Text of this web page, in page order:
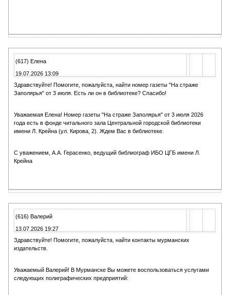
(617) Елена
19.07.2026 13:09
Здравствуйте! Помогите, пожалуйста, найти номер газеты "На страже
Заполярья" от 3 июля. Есть ли он в библиотеке? Спасибо!
Уважаемая Елена! Номер газеты "На страже Заполярья" от 3 июля 2026
года есть в фонде читального зала Центральной городской библиотеки
имени Л. Крейна (ул. Кирова, 2). Ждем Вас в библиотеке.
С уважением, А.А. Герасенко, ведущий библиограф ИБО ЦГБ имени Л.
Крейна
(616) Валерий
13.07.2026 19:27
Здравствуйте! Помогите, пожалуйста, найти контакты мурманских
издательств.
Уважаемый Валерий! В Мурманске Вы можете воспользоваться услугами
следующих полиграфических предприятий: